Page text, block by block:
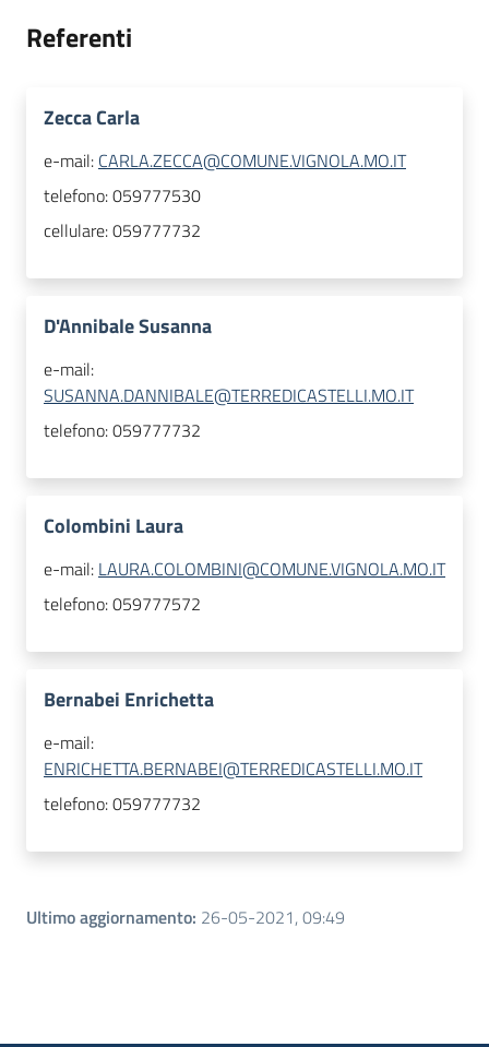
Referenti
Zecca Carla
e-mail: CARLA.ZECCA@COMUNE.VIGNOLA.MO.IT
telefono:059777530
cellulare:059777732
D'Annibale Susanna
e-mail:
SUSANNA.DANNIBALE@TERREDICASTELLI.MO.IT
telefono:059777732
Colombini Laura
e-mail: LAURA.COLOMBINI@COMUNE.VIGNOLA.MO.IT
telefono:059777572
Bernabei Enrichetta
e-mail:
ENRICHETTA.BERNABEI@TERREDICASTELLI.MO.IT
telefono:059777732
Ultimo aggiornamento: 26-05-2021, 09:49